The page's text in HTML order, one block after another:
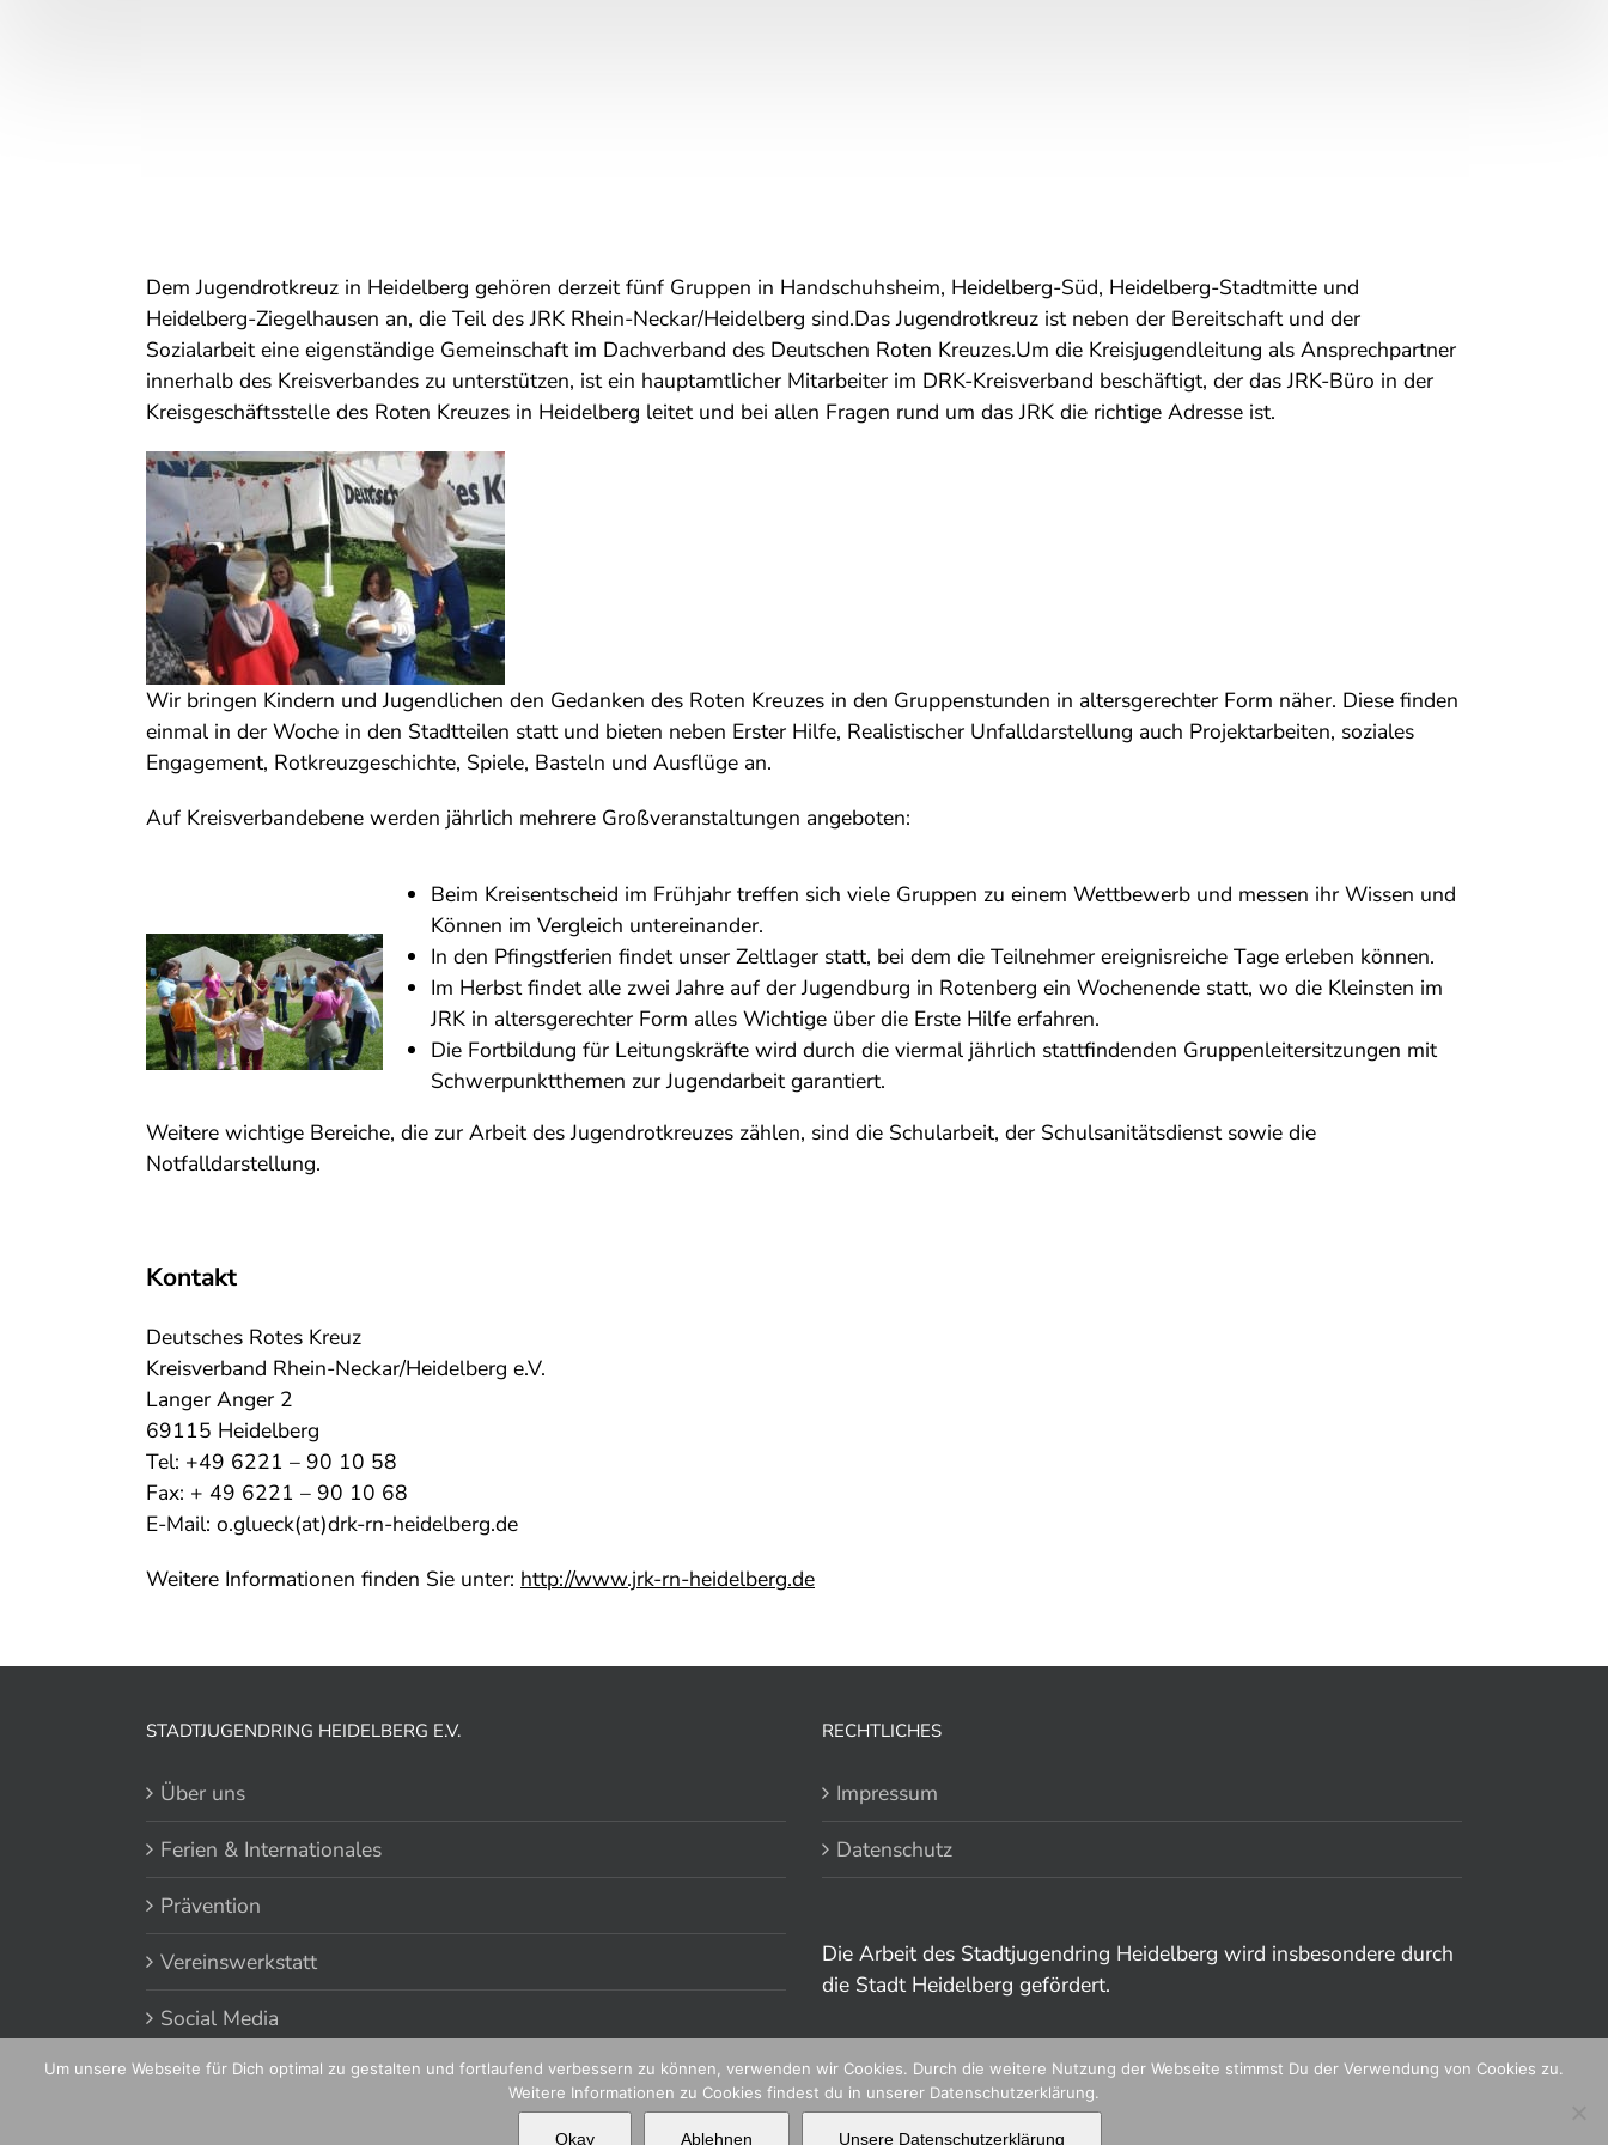
Dem Jugendrotkreuz in Heidelberg gehören derzeit fünf Gruppen in Handschuhsheim, Heidelberg-Süd, Heidelberg-Stadtmitte und
Heidelberg-Ziegelhausen an, die Teil des JRK Rhein-Neckar/Heidelberg sind.Das Jugendrotkreuz ist neben der Bereitschaft und der
Sozialarbeit eine eigenständige Gemeinschaft im Dachverband des Deutschen Roten Kreuzes.Um die Kreisjugendleitung als Ansprechpartner
innerhalb des Kreisverbandes zu unterstützen, ist ein hauptamtlicher Mitarbeiter im DRK-Kreisverband beschäftigt, der das JRK-Büro in der
Kreisgeschäftsstelle des Roten Kreuzes in Heidelberg leitet und bei allen Fragen rund um das JRK die richtige Adresse ist.
Wir bringen Kindern und Jugendlichen den Gedanken des Roten Kreuzes in den Gruppenstunden in altersgerechter Form näher. Diese finden
einmal in der Woche in den Stadtteilen statt und bieten neben Erster Hilfe, Realistischer Unfalldarstellung auch Projektarbeiten, soziales
Engagement, Rotkreuzgeschichte, Spiele, Basteln und Ausflüge an.
Auf Kreisverbandebene werden jährlich mehrere Großveranstaltungen angeboten:
Beim Kreisentscheid im Frühjahr treffen sich viele Gruppen zu einem Wettbewerb und messen ihr Wissen und
Können im Vergleich untereinander.
In den Pfingstferien findet unser Zeltlager statt, bei dem die Teilnehmer ereignisreiche Tage erleben können.
Im Herbst findet alle zwei Jahre auf der Jugendburg in Rotenberg ein Wochenende statt, wo die Kleinsten im
JRK in altersgerechter Form alles Wichtige über die Erste Hilfe erfahren.
Die Fortbildung für Leitungskräfte wird durch die viermal jährlich stattfindenden Gruppenleitersitzungen mit
Schwerpunktthemen zur Jugendarbeit garantiert.
Weitere wichtige Bereiche, die zur Arbeit des Jugendrotkreuzes zählen, sind die Schularbeit, der Schulsanitätsdienst sowie die
Notfalldarstellung.
Kontakt
Deutsches Rotes Kreuz
Kreisverband Rhein-Neckar/Heidelberg e.V.
Langer Anger 2
69115 Heidelberg
Tel: +49 6221 – 90 10 58
Fax: + 49 6221 – 90 10 68
E-Mail: o.glueck(at)drk-rn-heidelberg.de
Weitere Informationen finden Sie unter: http://www.jrk-rn-heidelberg.de
STADTJUGENDRING HEIDELBERG E.V.
Über uns
Ferien & Internationales
Prävention
Vereinswerkstatt
Social Media
RECHTLICHES
Impressum
Datenschutz
Die Arbeit des Stadtjugendring Heidelberg wird insbesondere durch
die Stadt Heidelberg gefördert.
Um unsere Webseite für Dich optimal zu gestalten und fortlaufend verbessern zu können, verwenden wir Cookies. Durch die weitere Nutzung der Webseite stimmst Du der Verwendung von Cookies zu.
Weitere Informationen zu Cookies findest du in unserer Datenschutzerklärung.
Okay Ablehnen Unsere Datenschutzerklärung